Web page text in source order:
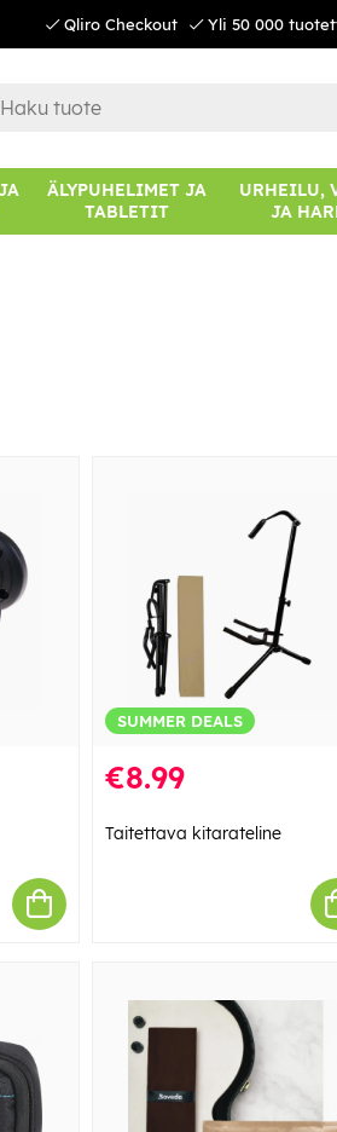
Qliro Checkout Yli 50 000
ÄLYPUHELIMET JA
TABLETIT
URHEILU,
JA
SUMMER DEALS
€8.99
Taitettava kitarateline